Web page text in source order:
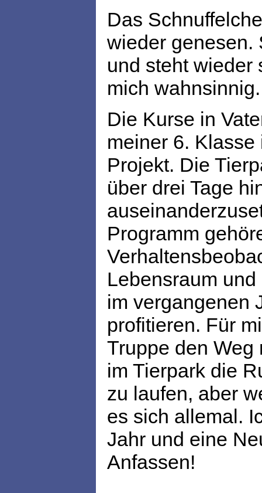
Das
wieder genesen.
und steht wieder
mich wahnsinnig.
Die Kurse in
meiner 6.
Projekt. Die
über drei Tage
Programm
Lebensraum
im vergangenen
profitieren. Für
Truppe den
im Tierpark die
zu laufen, aber
es sich allemal.
Jahr und eine
Anfassen!